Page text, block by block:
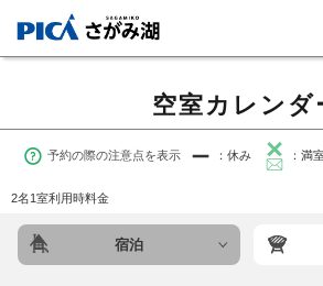
空室カレンダ
宿泊
予約の際の注意点を表示 ：休み ：満
2名1室利用時料金